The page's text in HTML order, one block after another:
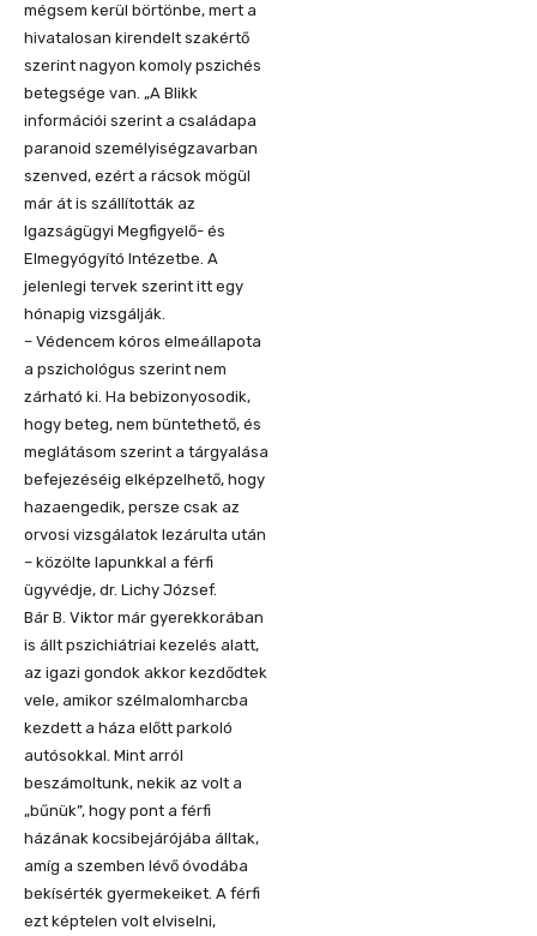
mégsem kerül börtönbe, mert a
hivatalosan kirendelt szakértő
szerint nagyon komoly pszichés
betegsége van. „A Blikk
információi szerint a családapa
paranoid személyiségzavarban
szenved, ezért a rácsok mögül
már át is szállították az
Igazságügyi Megfigyelő- és
Elmegyógyító Intézetbe. A
jelenlegi tervek szerint itt egy
hónapig vizsgálják.
– Védencem kóros elmeállapota
a pszichológus szerint nem
zárható ki. Ha bebizonyosodik,
hogy beteg, nem büntethető, és
meglátásom szerint a tárgyalása
befejezéséig elképzelhető, hogy
hazaengedik, persze csak az
orvosi vizsgálatok lezárulta után
– közölte lapunkkal a férfi
ügyvédje, dr. Lichy József.
Bár B. Viktor már gyerekkorában
is állt pszichiátriai kezelés alatt,
az igazi gondok akkor kezdődtek
vele, amikor szélmalomharcba
kezdett a háza előtt parkoló
autósokkal. Mint arról
beszámoltunk, nekik az volt a
„bűnük”, hogy pont a férfi
házának kocsibejárójába álltak,
amíg a szemben lévő óvodába
bekísérték gyermekeiket. A férfi
ezt képtelen volt elviselni,